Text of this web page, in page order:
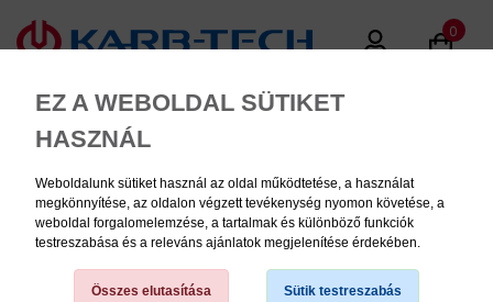
EZ A WEBOLDAL SÜTIKET
HASZNÁL
Weboldalunk sütiket használ az oldal működtetése, a használat
megkönnyítése, az oldalon végzett tevékenység nyomon követése, a
weboldal forgalomelemzése, a tartalmak és különböző funkciók
testreszabása és a releváns ajánlatok megjelenítése érdekében.
Összes elutasítása Sütik testreszabás
0
MENU
Termék kategóriák